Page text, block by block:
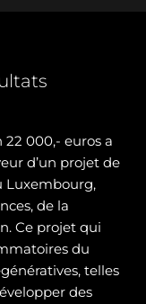
22 000,- euros a
d’un projet de
Luxembourg,
de la
Ce projet qui
du
telles
des